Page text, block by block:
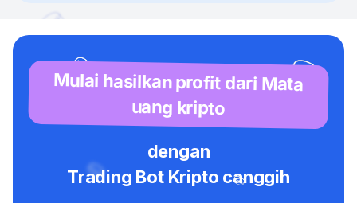
Mulai hasilkan profit dari Mata
uang kripto
dengan
Trading Bot Kripto canggih